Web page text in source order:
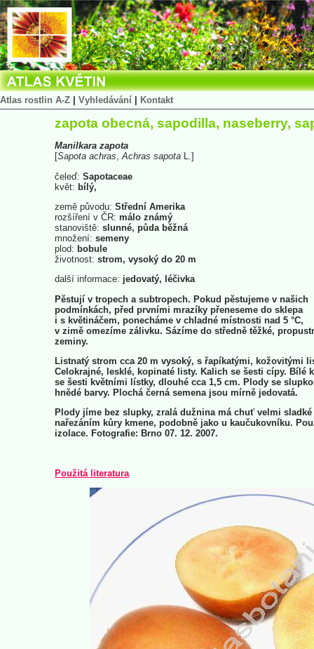
Atlas rostlin A-Z Vyhledávání Kontakt
zapota obecná, sapodilla, naseberry,
Manilkara zapota
[Sapota achras,Achras sapota L.]
čeleď: Sapotaceae
květ: bílý,
země původu: Střední Amerika
rozšíření v ČR: málo známý
stanoviště: slunné, půda běžná
množení: semeny
plod: bobule
životnost: strom, vysoký do 20 m
další informace: jedovatý, léčivka
Pěstují v tropech a subtropech. Pokud pěstujeme v našich
podmínkách, před prvními mrazíky přeneseme do sklepa
i s květináčem, ponecháme v chladné místnosti nad 5 °C,
v zimě omezíme zálivku. Sázíme do středně těžké,
zeminy.
Listnatý strom cca 20 m vysoký, s řapíkatými, kožovitými
Celokrajné, lesklé, kopinaté listy. Kalich se šesti cípy. Bílé
se šesti květními lístky, dlouhé cca 1,5 cm. Plody se
hnědé barvy. Plochá černá semena jsou mírně jedovatá.
Plody jíme bez slupky, zralá dužnina má chuť velmi
nařezáním kůry kmene, podobně jako u kaučukovníku.
izolace. Fotografie: Brno 07. 12. 2007.
Použitá literatura